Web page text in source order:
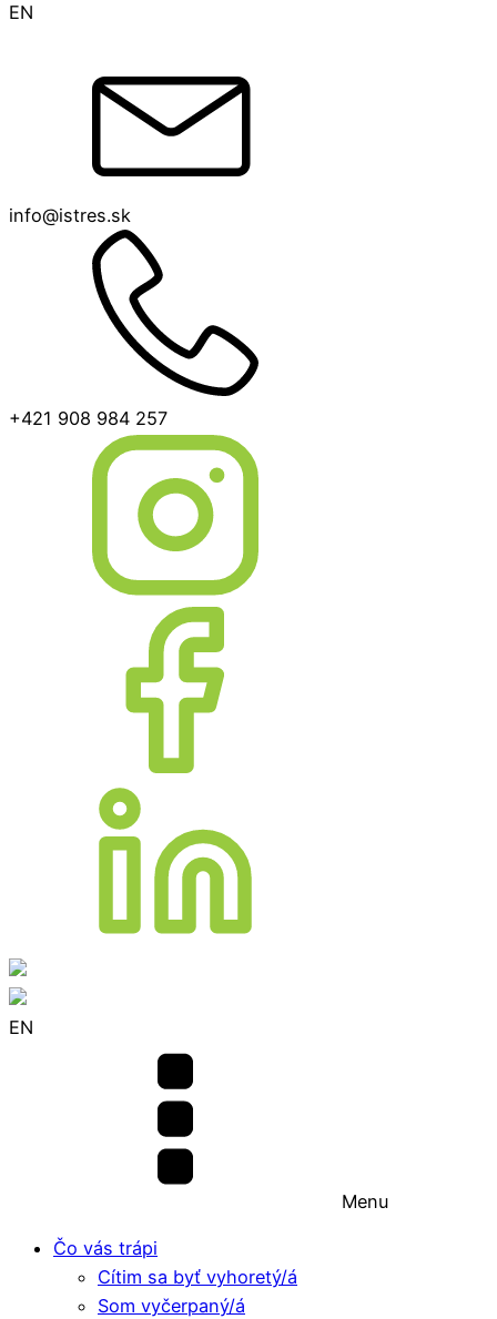
EN
info@istres.sk
+421 908 984 257
EN
Menu
Čo vás trápi
Cítim sa byť vyhoretý/á
Som vyčerpaný/á